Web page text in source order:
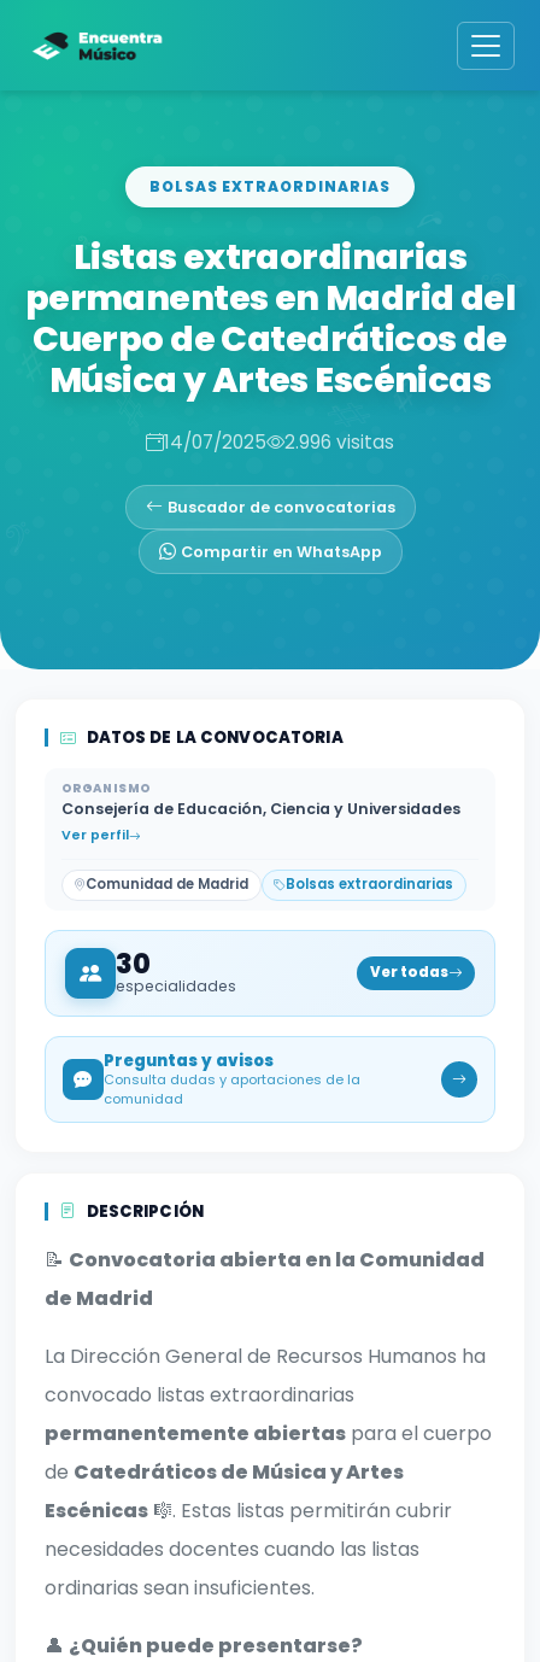
BOLSAS EXTRAORDINARIAS
Listas extraordinarias
permanentes en Madrid del
Cuerpo de Catedráticos de
Música y Artes Escénicas
14/07/2025 2.996 visitas
Buscador de convocatorias
Compartir en WhatsApp
DATOS DE LA CONVOCATORIA
ORGANISMO
Consejería de Educación, Ciencia y Universidades
Ver perfil
Comunidad de Madrid Bolsas extraordinarias
30
especialidades
Ver todas
Preguntas y avisos
Consulta dudas y aportaciones de la
comunidad
DESCRIPCIÓN
📝 Convocatoria abierta en la Comunidad
de Madrid
La Dirección General de Recursos Humanos ha
convocado listas extraordinarias
permanentemente abiertas para el cuerpo
de Catedráticos de Música y Artes
Escénicas 🎼. Estas listas permitirán cubrir
necesidades docentes cuando las listas
ordinarias sean insuficientes.
👤 ¿Quién puede presentarse?